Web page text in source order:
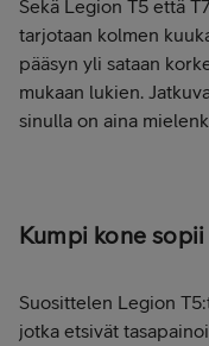
Sekä Legion T5 että
tarjotaan kolmen
pääsyn yli sataan
mukaan lukien.
sinulla on aina
Kumpi kone
Suosittelen Legion
jotka etsivät